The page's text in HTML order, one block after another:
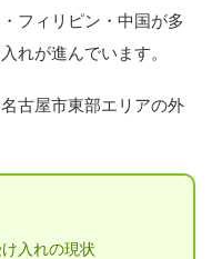
フィリピン・中国が多
れが進んでいます。
古屋市東部エリアの外
入れの現状